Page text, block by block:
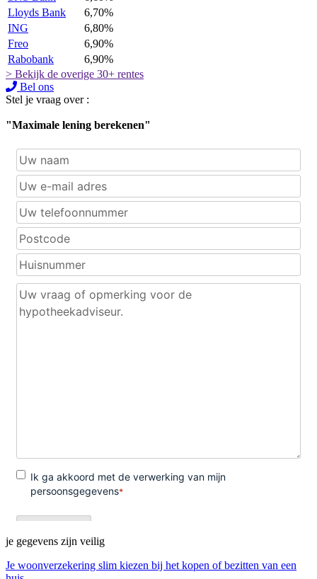
Lloyds Bank
6,70%
ING
6,80%
Freo
6,90%
Rabobank
6,90%
> Bekijk de overige 30+ rentes
Bel ons
Stel je vraag over :
"Maximale lening berekenen"
je gegevens zijn veilig
Je woonverzekering slim kiezen bij het kopen of bezitten van een